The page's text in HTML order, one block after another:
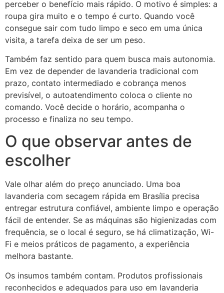
perceber o benefício mais rápido. O motivo é simples: a
roupa gira muito e o tempo é curto. Quando você
consegue sair com tudo limpo e seco em uma única
visita, a tarefa deixa de ser um peso.
Também faz sentido para quem busca mais autonomia.
Em vez de depender de lavanderia tradicional com
prazo, contato intermediado e cobrança menos
previsível, o autoatendimento coloca o cliente no
comando. Você decide o horário, acompanha o
processo e finaliza no seu tempo.
O que observar antes de
escolher
Vale olhar além do preço anunciado. Uma boa
lavanderia com secagem rápida em Brasília precisa
entregar estrutura confiável, ambiente limpo e operação
fácil de entender. Se as máquinas são higienizadas com
frequência, se o local é seguro, se há climatização, Wi-
Fi e meios práticos de pagamento, a experiência
melhora bastante.
Os insumos também contam. Produtos profissionais
reconhecidos e adequados para uso em lavanderia